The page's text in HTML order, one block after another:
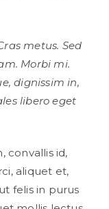
metus. Sed
Morbi mi.
dignissim in,
libero eget
convallis id,
aliquet et,
felis in purus